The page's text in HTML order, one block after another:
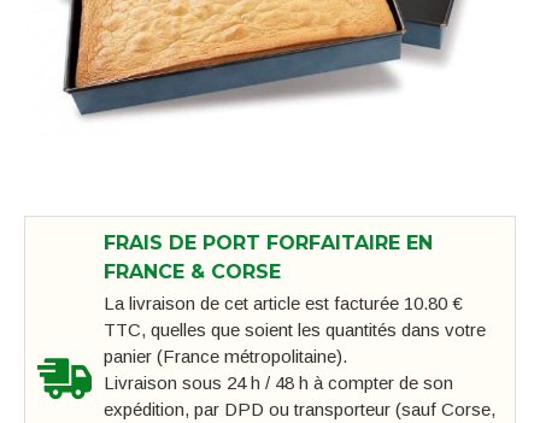
FRAIS DE PORT FORFAITAIRE EN
FRANCE & CORSE
La livraison de cet article est facturée 10.80 €
TTC, quelles que soient les quantités dans votre
panier (France métropolitaine).
Livraison sous 24 h / 48 h à compter de son
expédition, par DPD ou transporteur (sauf Corse,